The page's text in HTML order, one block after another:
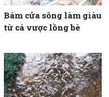
Bám cửa sông làm giàu
từ cá vược lồng bè